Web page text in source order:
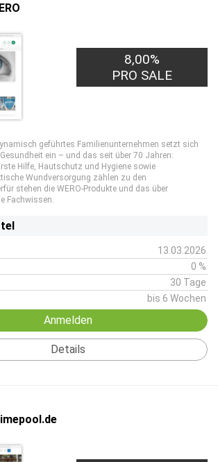
8,00%
PRO SALE
geführtes Familienunternehmen setzt sich
ein – und das seit über 70 Jahren:
Hilfe, Hautschutz und Hygiene sowie
Wundversorgung zählen zu den
stehen die WERO-Produkte und das über
Fachwissen.
13.03.2026
0 %
30 Tage
bis 6 Wochen
Anmelden
Details